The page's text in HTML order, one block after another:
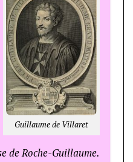
Guillaume de Villaret
de Roche-Guillaume.